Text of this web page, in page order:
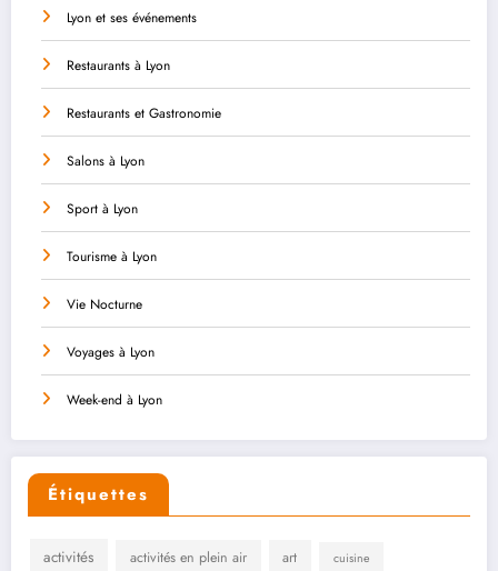
Lyon et ses événements
Restaurants à Lyon
Restaurants et Gastronomie
Salons à Lyon
Sport à Lyon
Tourisme à Lyon
Vie Nocturne
Voyages à Lyon
Week-end à Lyon
Étiquettes
activités activités en plein air art cuisine